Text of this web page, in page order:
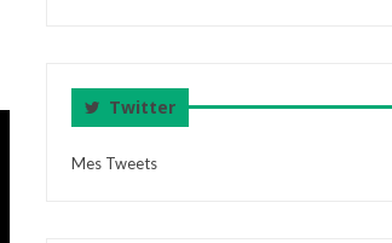
Twitter
Mes Tweets